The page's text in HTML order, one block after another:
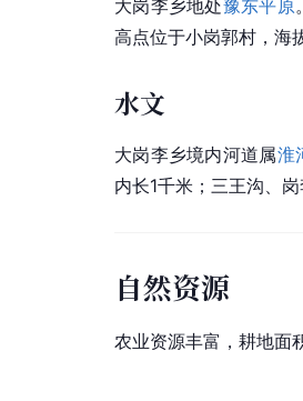
大岗李乡地处豫东平原
高点位于小岗郭村，海
水文
大岗李乡境内河道属淮
内长1千米；三王沟、
自然资源
农业资源丰富，耕地面